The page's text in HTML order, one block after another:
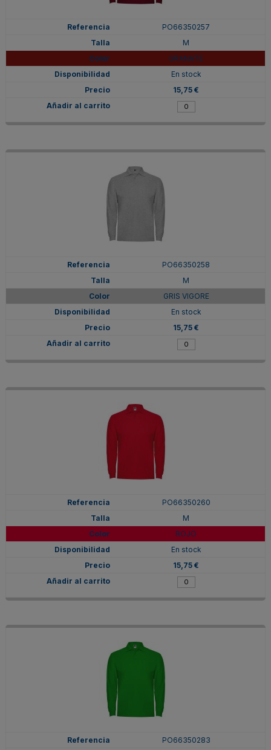
PO66350257
M
GRANATE
En stock
15,75 €
PO66350258
M
GRIS VIGORE
En stock
15,75 €
PO66350260
M
ROJO
En stock
15,75 €
PO66350283